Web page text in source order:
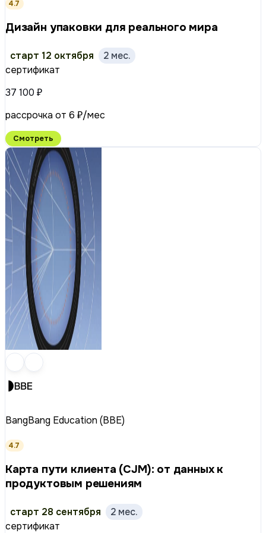
4.7
Дизайн упаковки для реального мира
старт 12 октября
2 мес.
сертификат
37 100 ₽
рассрочка от 6 ₽/мес
Смотреть
BangBang Education (BBE)
4.7
Карта пути клиента (CJM): от данных к
продуктовым решениям
старт 28 сентября
2 мес.
сертификат